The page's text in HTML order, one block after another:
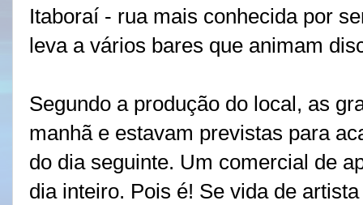
Itaboraí - rua mais conhecida por
leva a vários bares que animam
Segundo a produção do local, as
manhã e estavam previstas para
do dia seguinte. Um comercial de
dia inteiro. Pois é! Se vida de